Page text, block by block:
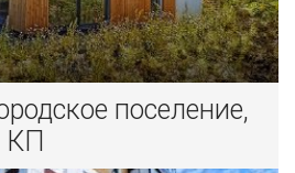
поселение,
КП